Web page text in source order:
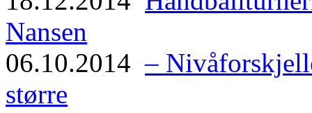
Nansen
06.10.2014–
større